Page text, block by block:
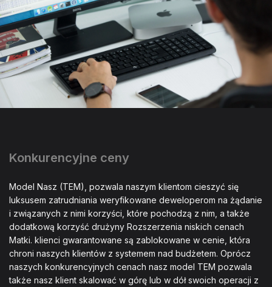
Konkurencyjne ceny
Model Nasz (TEM), pozwala naszym klientom cieszyć się
luksusem zatrudniania weryfikowane deweloperom na żądanie
i związanych z nimi korzyści, które pochodzą z nim, a także
dodatkową korzyść drużyny Rozszerzenia niskich cenach
Matki. klienci gwarantowane są zablokowane w cenie, która
chroni naszych klientów z systemem nad budżetem. Oprócz
naszych konkurencyjnych cenach nasz model TEM pozwala
także nasz klient skalować w górę lub w dół swoich operacji z